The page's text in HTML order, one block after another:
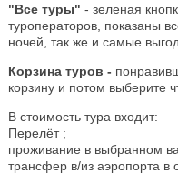
"Все туры" - зеленая
туроператоров, показаны
ночей, так же и самые
Корзина туров -
корзину и потом выберите
В стоимость тура входит:
Перелёт ;
проживание в выбранном
трансфер в/из аэропорта в